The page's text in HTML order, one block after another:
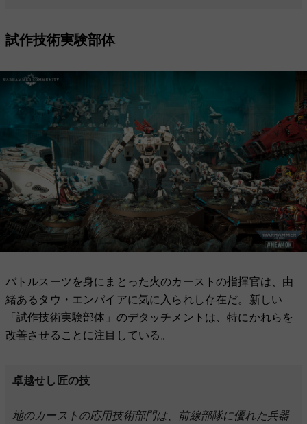
試作技術実験部体
バトルスーツを身にまとった火のカーストの指揮官は、由
緒あるタウ・エンパイアに気に入られし存在だ。新しい
「試作技術実験部体」のデタッチメントは、特にかれらを
改善させることに注目している。
卓越せし匠の技
地のカーストの応用技術部門は、前線部隊に優れた兵器